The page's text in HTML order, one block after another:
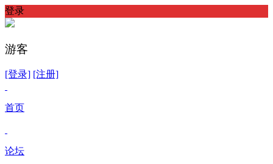
登录
游客
[登录] [注册]
首页
论坛